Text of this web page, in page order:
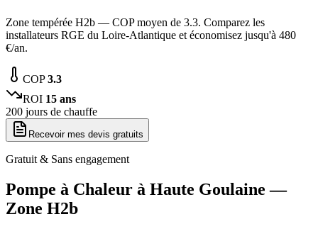
Zone tempérée H2b — COP moyen de 3.3. Comparez les
installateurs RGE du Loire-Atlantique et économisez jusqu'à 480
€/an.
COP3.3
ROI 15 ans
200 jours de chauffe
Recevoir mes devis gratuits
Gratuit & Sans engagement
Pompe à Chaleur à Haute Goulaine —
Zone H2b